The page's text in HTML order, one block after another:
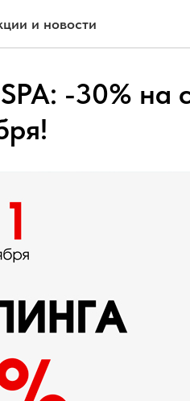
и новости
-30% на